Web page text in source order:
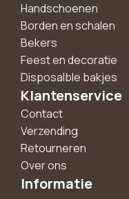
Handschoenen
Borden en schalen
Bekers
Feest en decoratie
Disposalble bakjes
Klantenservice
Contact
Verzending
Retourneren
Over ons
Informatie